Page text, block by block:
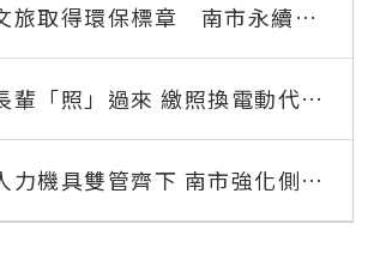
旅取得環保標章 南市永續旅
家
照」過來 繳照換電動代步
助8,000元
力機具雙管齊下 南市強化側溝
能